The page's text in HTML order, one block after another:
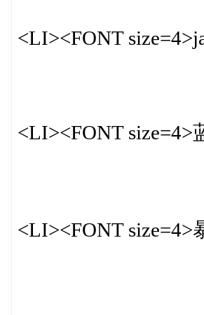
<LI><FONT
<LI><FONT size=4>
<LI><FONT size=4>